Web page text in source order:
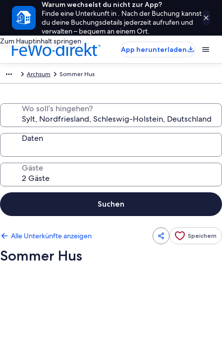
Warum wechselst du nicht zur App?
Finde eine Unterkunft in . Nach der Buchung kannst
du deine Buchungsdetails jederzeit aufrufen und
verwalten – bequem an einem Ort.
Zum Hauptinhalt springen
App herunterladen
Archsum Sommer Hus
Wo soll’s hingehen?
Daten
Gäste
Suchen
Alle Unterkünfte anzeigen Speichern
Sommer Hus